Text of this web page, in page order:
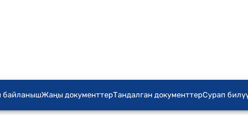
байланышЖаңы документтерТандалган документтерСурап